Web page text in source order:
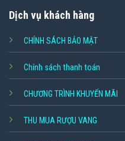
Dịch vụ khách hàng
CHÍNH SÁCH BẢO MẬT
Chính sách thanh toán
CHƯƠNG TRÌNH KHUYẾN MÃI
THU MUA RƯỢU VANG